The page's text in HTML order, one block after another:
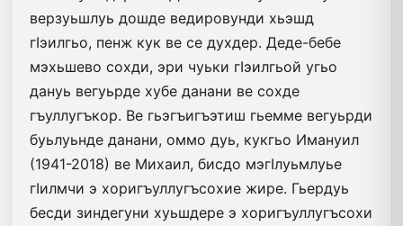
верзуьшлуь дошде ведировунди хьэшд
гIэилгьо, пенж кук ве се духдер. Деде-бебе
мэхьшево сохди, эри чуьки гIэилгьой угьо
дануь вегуьрде хубе данани ве сохде
гъуллугъкор. Ве гьэгъигъэтиш гьемме вегуьрди
буьлуьнде данани, оммо дуь, кукгьо Имануил
(1941-2018) ве Михаил, бисдо мэгIлуьмлуье
гIилмчи э хоригъуллугъсохие жире. Гьердуь
бесди зиндегуни хуьшдере э хоригъуллугъсохи